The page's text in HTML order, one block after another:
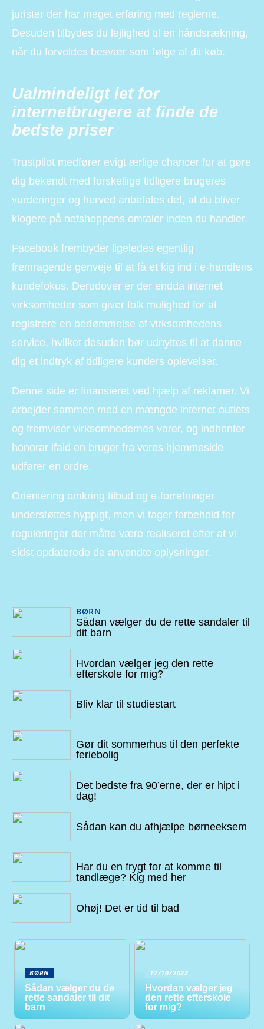
jurister der har meget erfaring med reglerne.
Desuden tilbydes du lejlighed til en håndsrækning,
når du forvoldes besvær som følge af dit køb.
Ualmindeligt let for
internetbrugere at finde de
bedste priser
Trustpilot medfører evigt ærlige chancer for at gøre
dig bekendt med forskellige tidligere brugeres
vurderinger og herved anbefales det, at du bliver
klogere på netshoppens omtaler inden du handler.
Facebook frembyder ligeledes egentlig
fremragende genveje til at få et kig ind i e-handlens
kundefokus. Derudover er der endda internet
virksomheder som giver folk mulighed for at
registrere en bedømmelse af virksomhedens
service, hvilket desuden bør udnyttes til at danne
dig et indtryk af tidligere kunders oplevelser.
Denne side er finansieret ved hjælp af reklamer. Vi
arbejder sammen med en mængde internet outlets
og fremviser virksomhedernes varer, og indhenter
honorar ifald en bruger fra vores hjemmeside
udfører en ordre.
Orientering omkring tilbud og e-forretninger
understøttes hyppigt, men vi tager forbehold for
reguleringer der måtte være realiseret efter at vi
sidst opdaterede de anvendte oplysninger.
BØRN
Sådan vælger du de rette sandaler til
dit barn
Hvordan vælger jeg den rette
efterskole for mig?
Bliv klar til studiestart
Gør dit sommerhus til den perfekte
feriebolig
Det bedste fra 90’erne, der er hipt i
dag!
Sådan kan du afhjælpe børneeksem
Har du en frygt for at komme til
tandlæge? Kig med her
Ohøj! Det er tid til bad
BØRN
Sådan vælger du de
rette sandaler til dit
barn
17/10/2022
Hvordan vælger jeg
den rette efterskole
for mig?